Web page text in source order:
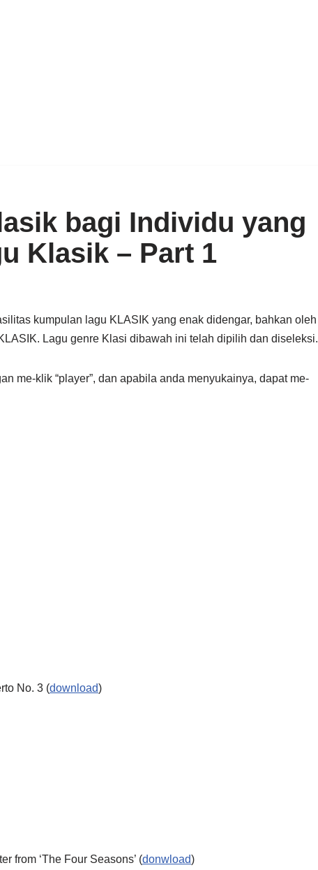
bagi Individu yang
Klasik – Part 1
kumpulan lagu KLASIK yang enak didengar, bahkan oleh
Lagu genre Klasi dibawah ini telah dipilih dan diseleksi.
me-klik “player”, dan apabila anda menyukainya, dapat me-
No. 3 (download)
from ‘The Four Seasons’ (donwload)